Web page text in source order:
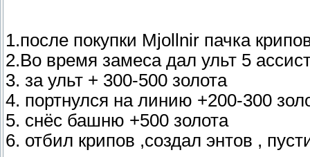
1.после покупки Mjollnir пачка
2.Во время замеса дал ульт 5
3. за ульт + 300-500 золота
4. портнулся на линию +200-300
5. снёс башню +500 золота
6. отбил крипов ,создал энтов ,